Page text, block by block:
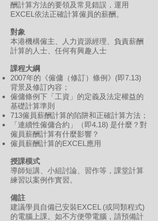
酬計算方法的要領及常見錯誤，運用
EXCEL依法正確計算僱員的薪酬。
對象
本港機構僱主、人力資源經理、負責薪酬
計算的人士、任何有興趣人士
課程大綱
2007年的《僱傭（修訂）條例》(即7.13)
背景及修訂內容；
僱傭條例下「工資」的定義及法定權益的
基礎計算準則
713僱員薪酬計算的陷阱和正確計算方法；
「連續性僱傭合約」（即4.18) 是什麼？對
僱員薪酬計算有什麼影響？
僱員薪酬計算的EXCEL應用
授課模式
導師短講、小組討論、習作等，課堂計算
練習以案例作實習。
備註
建議學員自備已安裝EXCEL (或同類程式)
的電腦上課。如不方便帶電腦，請預備計